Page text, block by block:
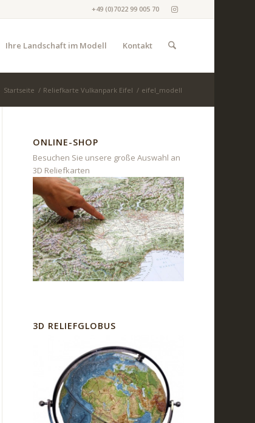
+49 (0)7022 99 005 70
Ihre Landschaft im Modell Kontakt
Startseite / Reliefkarte Vulkanpark Eifel / eifel_modell
ONLINE-SHOP
Besuchen Sie unsere große Auswahl an
3D Reliefkarten
3D RELIEFGLOBUS